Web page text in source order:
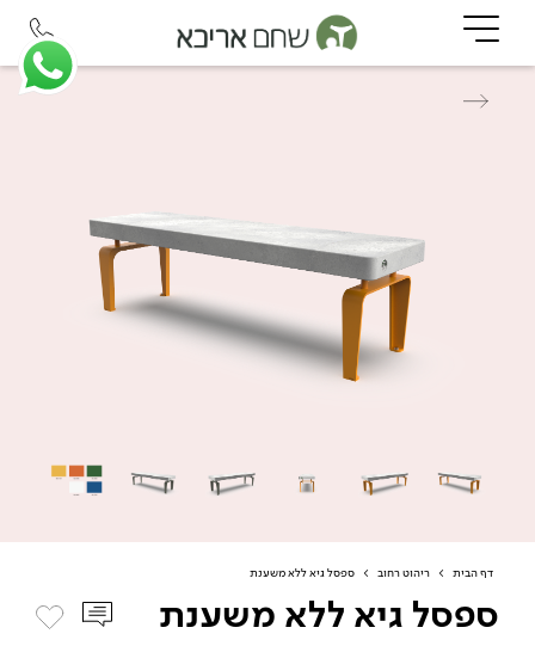
דף הבית > ריהוט רחוב > ספסל גיא ללא משענת
ספסל גיא ללא משענת